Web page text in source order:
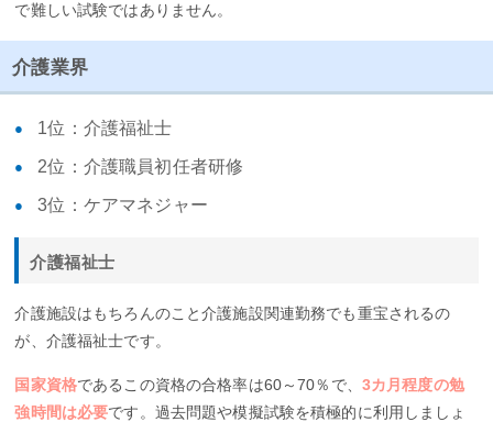
で難しい試験ではありません。
介護業界
1位：介護福祉士
2位：介護職員初任者研修
3位：ケアマネジャー
介護福祉士
介護施設はもちろんのこと介護施設関連勤務でも重宝されるの
が、介護福祉士です。
国家資格であるこの資格の合格率は60～70％で、 3カ月程度の勉
強時間は必要です。過去問題や模擬試験を積極的に利用しましょ